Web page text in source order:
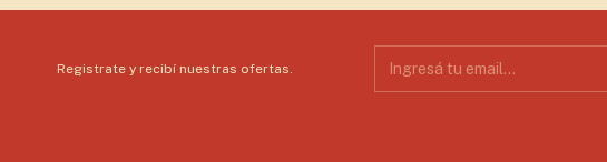
Registrate y recibí nuestras ofertas.